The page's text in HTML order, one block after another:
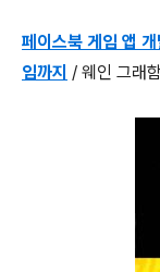
페이스북 게임 앱
임까지 / 웨인 그래